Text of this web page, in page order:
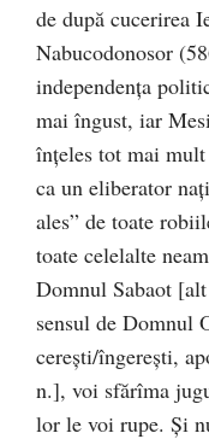
de după cucerirea
Nabucodonosor
independența
mai îngust, iar
înțeles tot mai mult
ca un eliberator
ales” de toate
toate celelalte
Domnul Sabaot
sensul de
cerești/îngerești,
n.], voi sfărîma
lor le voi rupe. Și